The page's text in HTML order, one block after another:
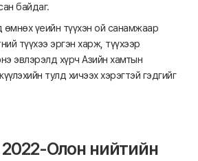
байдаг.
үеийн түүхэн ой санамжаар
түүхээ эргэн харж, түүхээр
эвлэрэлд хүрч Азийн хамтын
тулд хичээх хэрэгтэй гэдгийг
2022-Олон нийтийн